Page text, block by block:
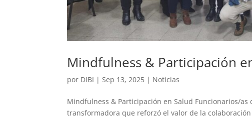
Mindfulness & Participación
por DIBI |Sep 13, 2025 | Noticias
Mindfulness & Participación en Salud Funcionarios/
transformadora que reforzó el valor de la